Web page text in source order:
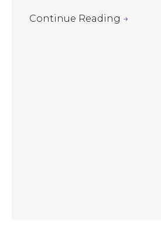
Continue Reading →